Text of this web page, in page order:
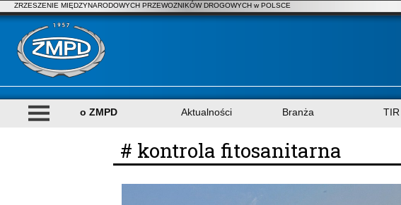
ZRZESZENIE MIĘDZYNARODOWYCH PRZEWOZNIKÓW DROGOWYCH w POLSCE
o ZMPD Aktualności Branża TIR
# kontrola fitosanitarna